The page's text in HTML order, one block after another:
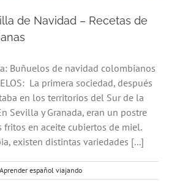
de Navidad – Recetas de
Buñuelos de navidad colombianos
La primera sociedad, después
en los territorios del Sur de la
Sevilla y Granada, eran un postre
en aceite cubiertos de miel.
existen distintas variedades [...]
Aprender español viajando